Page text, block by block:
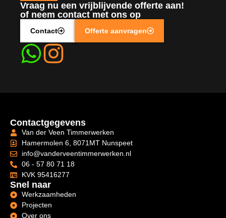
Vraag nu een vrijblijvende offerte aan!
of neem contact met ons op
Contact Offerte aanvragen
Contactgegevens
Van der Veen Timmerwerken
Hamermolen 6, 8071MT Nunspeet
info@vanderveentimmerwerken.nl
06 - 57 80 71 18
KVK 95416277
Snel naar
Werkzaamheden
Projecten
Over ons